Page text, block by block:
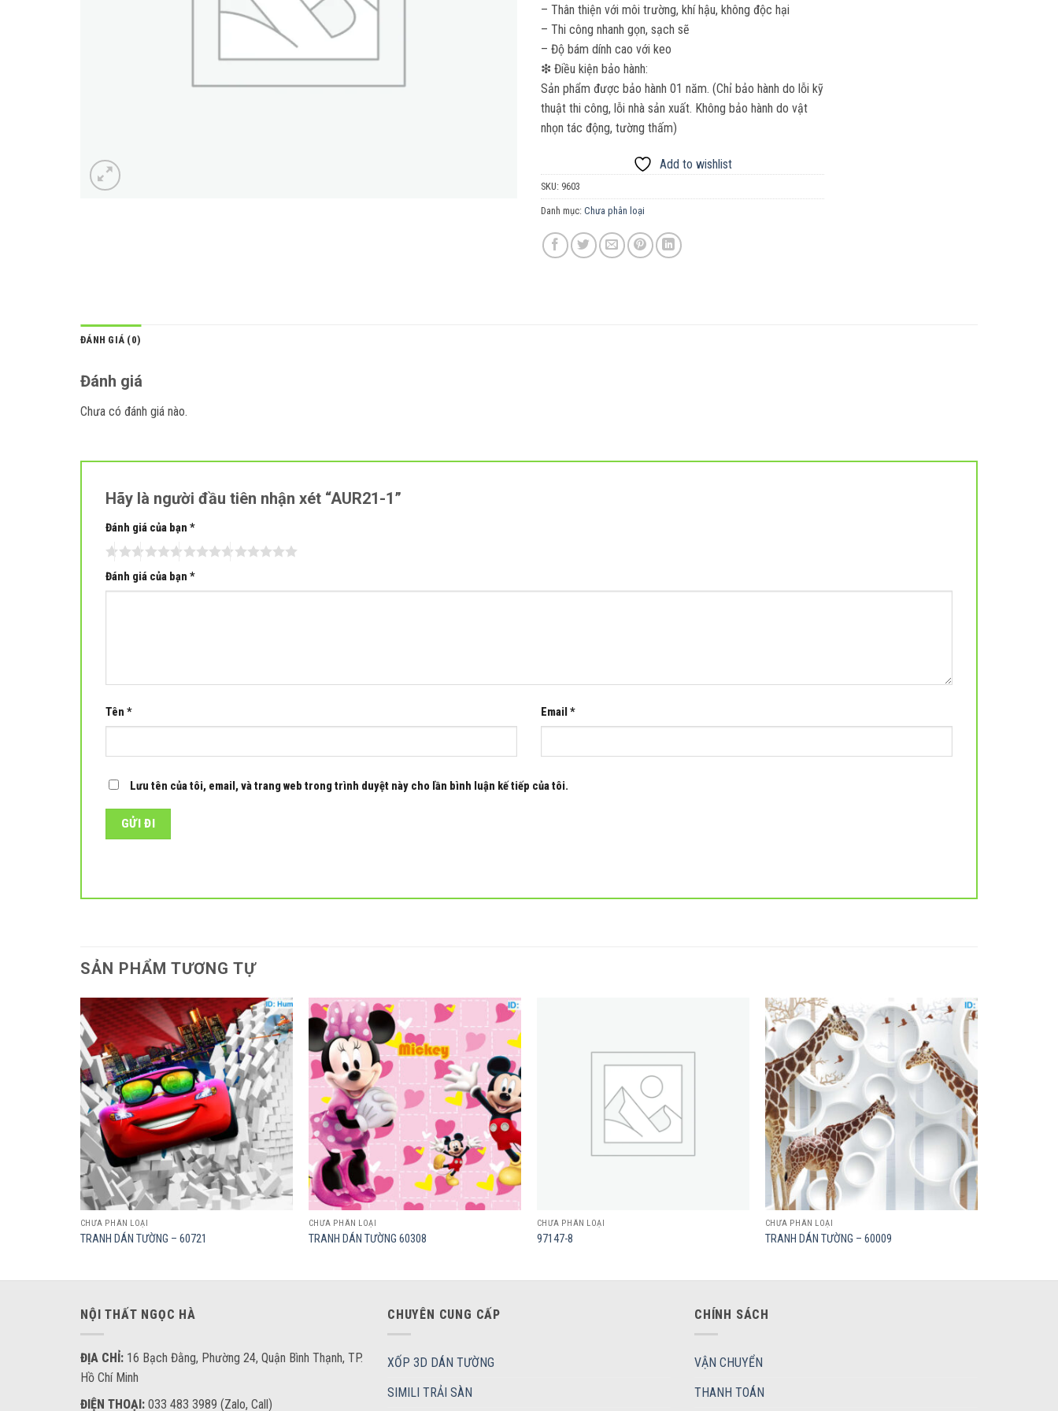
– Thân thiện với môi trường, khí hậu, không độc hại
– Thi công nhanh gọn, sạch sẽ
– Độ bám dính cao với keo
❇ Điều kiện bảo hành:
Sản phẩm được bảo hành 01 năm. (Chỉ bảo hành do lỗi kỹ
thuật thi công, lỗi nhà sản xuất. Không bảo hành do vật
nhọn tác động, tường thấm)
Add to wishlist
SKU: 9603
Danh mục: Chưa phân loại
ĐÁNH GIÁ (0)
Đánh giá
Chưa có đánh giá nào.
Hãy là người đầu tiên nhận xét “AUR21-1”
Đánh giá của bạn *
Đánh giá của bạn *
Tên * Email *
Lưu tên của tôi, email, và trang web trong trình duyệt này cho lần bình luận kế tiếp của tôi.
SẢN PHẨM TƯƠNG TỰ
Add to
wishlist
CHƯA PHÂN LOẠI
TRANH DÁN TƯỜNG – 60721
Add to
wishlist
CHƯA PHÂN LOẠI
TRANH DÁN TƯỜNG 60308
CHƯA PHÂN LOẠI
97147-8
Add to
wishlist
CHƯA PHÂN LOẠI
TRANH DÁN TƯỜNG – 60009
NỘI THẤT NGỌC HÀ
ĐỊA CHỈ: 16 Bạch Đằng, Phường 24, Quận Bình Thạnh, TP.
Hồ Chí Minh
ĐIỆN THOẠI: 033 483 3989 (Zalo, Call)
CHUYÊN CUNG CẤP
XỐP 3D DÁN TƯỜNG
SIMILI TRẢI SÀN
CHÍNH SÁCH
VẬN CHUYỂN
THANH TOÁN